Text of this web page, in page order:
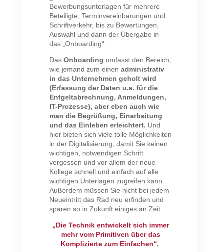
Bewerbungsunterlagen für mehrere
Beteiligte, Terminvereinbarungen und
Schriftverkehr, bis zu Bewertungen,
Auswahl und dann der Übergabe in
das „Onboarding“.
DasOnboarding umfasst den Bereich,
wie jemand zum einenadministrativ
in das Unternehmen geholt wird
(Erfassung der Daten u.a. für die
Entgeltabrechnung, Anmeldungen,
IT-Prozesse), aber eben auch wie
man die Begrüßung, Einarbeitung
und das Einleben erleichtert. Und
hier bieten sich viele tolle Möglichkeiten
in der Digitalisierung, damit Sie keinen
wichtigen, notwendigen Schritt
vergessen und vor allem der neue
Kollege schnell und einfach auf alle
wichtigen Unterlagen zugreifen kann.
Außerdem müssen Sie nicht bei jedem
Neueintritt das Rad neu erfinden und
sparen so in Zukunft einiges an Zeit.
„Die Technik entwickelt sich immer
mehr vom Primitiven über das
Komplizierte zum Einfachen“.